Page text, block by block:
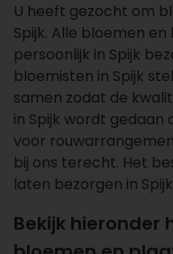
U heeft gezocht om
Spijk. Alle bloemen
persoonlijk in Spijk
bloemisten in Spijk
samen zodat de
in Spijk wordt gedaan
voor
bij ons terecht. Het
laten bezorgen in
Bekijk hieronder